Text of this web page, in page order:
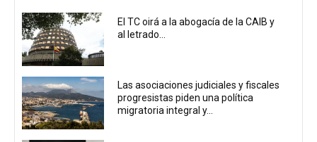
El TC oirá a la abogacía de la CAIB y
al letrado...
Las asociaciones judiciales y fiscales
progresistas piden una política
migratoria integral y...